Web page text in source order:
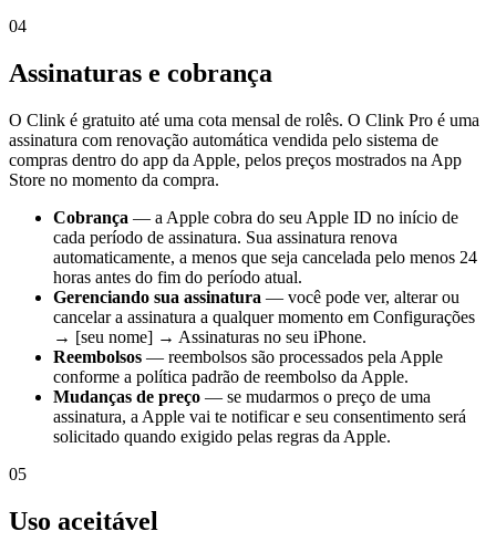
04
Assinaturas e cobrança
O Clink é gratuito até uma cota mensal de rolês. O Clink Pro é uma
assinatura com renovação automática vendida pelo sistema de
compras dentro do app da Apple, pelos preços mostrados na App
Store no momento da compra.
Cobrança — a Apple cobra do seu Apple ID no início de
cada período de assinatura. Sua assinatura renova
automaticamente, a menos que seja cancelada pelo menos 24
horas antes do fim do período atual.
Gerenciando sua assinatura — você pode ver, alterar ou
cancelar a assinatura a qualquer momento em Configurações
→ [seu nome] → Assinaturas no seu iPhone.
Reembolsos — reembolsos são processados pela Apple
conforme a política padrão de reembolso da Apple.
Mudanças de preço — se mudarmos o preço de uma
assinatura, a Apple vai te notificar e seu consentimento será
solicitado quando exigido pelas regras da Apple.
05
Uso aceitável